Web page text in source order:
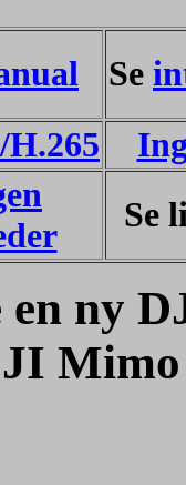
Se
Se
ny
Mimo